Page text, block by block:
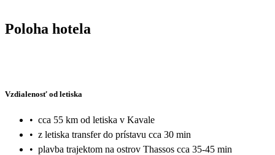
Poloha hotela
Vzdialenosť od letiska
• cca 55 km od letiska v Kavale
• z letiska transfer do prístavu cca 30 min
• plavba trajektom na ostrov Thassos cca 35-45 min